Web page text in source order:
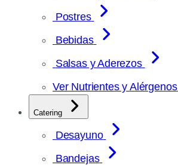
Postres
Bebidas
Salsas y Aderezos
Ver Nutrientes y Alérgenos
Catering
Desayuno
Bandejas